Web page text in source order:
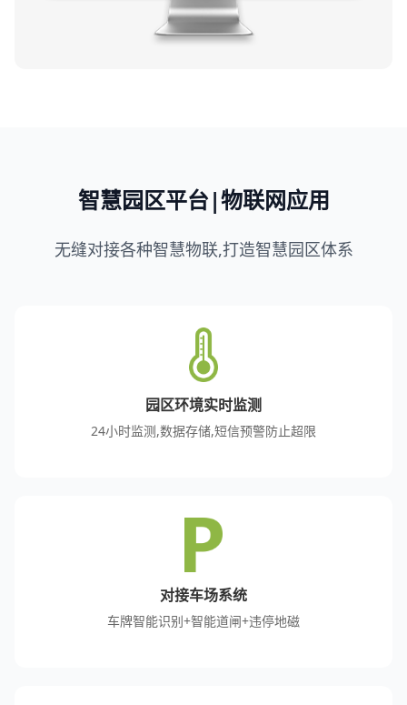
智慧园区平台|物联网应用
无缝对接各种智慧物联,打造智慧园区体系
园区环境实时监测
24小时监测,数据存储,短信预警防止超限
对接车场系统
车牌智能识别+智能道闸+违停地磁